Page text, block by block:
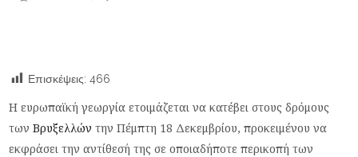
Επισκέψεις: 466
Η ευρωπαϊκή γεωργία ετοιμάζεται να κατέβει στους δρόμους
τωνΒρυξελλώντην Πέμπτη 18 Δεκεμβρίου, προκειμένου να
εκφράσει την αντίθεσή της σε οποιαδήποτε περικοπή των